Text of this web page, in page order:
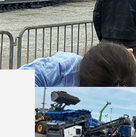
Kleemann
referierte zum
Asphaltrecyclings:
Mischen“ auf der